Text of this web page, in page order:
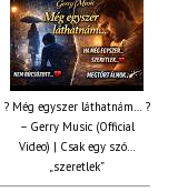
? Még egyszer láthatnám… ?
– Gerry Music (Official
Video) | Csak egy szó…
„szeretlek”